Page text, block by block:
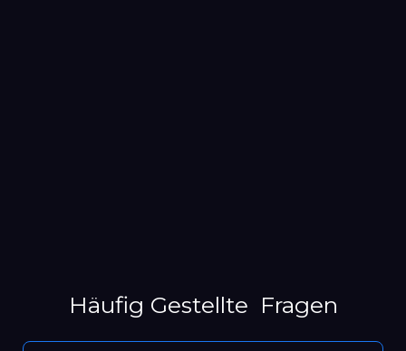
Häufig Gestellte Fragen